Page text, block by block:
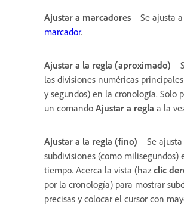
Ajustar a marcadores
Se ajusta
marcador.
Ajustar a la regla (aproximado)
las divisiones numéricas
y segundos) en la cronología. Solo
un comando Ajustar a regla a la
Ajustar a la regla (fino)
Se
subdivisiones (como milisegundos)
tiempo. Acerca la vista (haz clic
por la cronología) para mostrar
precisas y colocar el cursor con